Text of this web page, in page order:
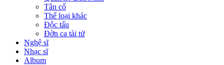
Tân cổ
Thể loại khác
Độc tấu
Đờn ca tài tử
Nghệ sĩ
Nhạc sĩ
Album